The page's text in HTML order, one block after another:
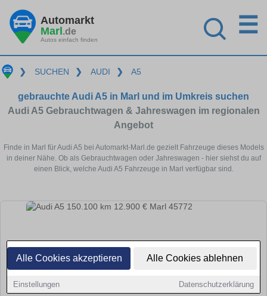
Alle Cookies akzeptieren Alle Cookies ablehnen
Einstellungen Datenschutzerklärung
Automarkt
Marl.de
Autos einfach finden
☰
❯ SUCHEN ❯ AUDI ❯ A5
gebrauchte Audi A5 in Marl und im Umkreis suchen
Audi A5 Gebrauchtwagen & Jahreswagen im regionalen
Angebot
Finde in Marl für Audi A5 bei Automarkt-Marl.de gezielt Fahrzeuge dieses Models
in deiner Nähe. Ob als Gebrauchtwagen oder Jahreswagen - hier siehst du auf
einen Blick, welche Audi A5 Fahrzeuge in Marl verfügbar sind.